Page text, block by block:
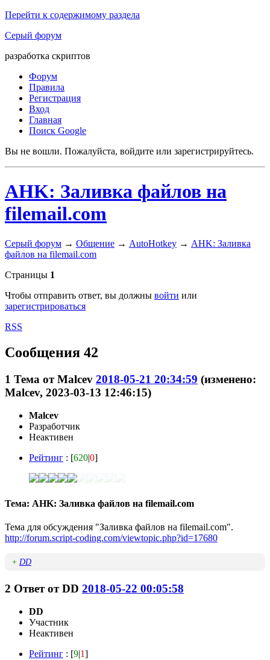
Перейти к содержимому раздела
Серый форум
разработка скриптов
Форум
Правила
Регистрация
Вход
Главная
Поиск Google
Вы не вошли. Пожалуйста, войдите или зарегистрируйтесь.
AHK: Заливка файлов на
filemail.com
Серый форум → Общение → AutoHotkey → AHK: Заливка
файлов на filemail.com
Страницы 1
Чтобы отправить ответ, вы должны войти или
зарегистрироваться
RSS
Сообщения 42
1 Тема отMalcev 2018-05-21 20:34:59 (изменено:
Malcev, 2023-03-13 12:46:15)
Malcev
Разработчик
Неактивен
Рейтинг : [620|0]
Тема: AHK: Заливка файлов на filemail.com
Тема для обсуждения "Заливка файлов на filemail.com".
http://forum.script-coding.com/viewtopic.php?id=17680
+ DD
2 Ответ отDD 2018-05-22 00:05:58
DD
Участник
Неактивен
Рейтинг : [9|1]